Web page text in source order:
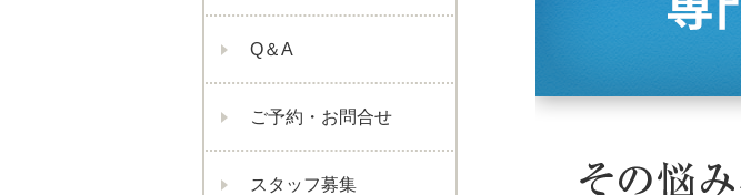
Q＆A
ご予約・お問合せ
スタッフ募集